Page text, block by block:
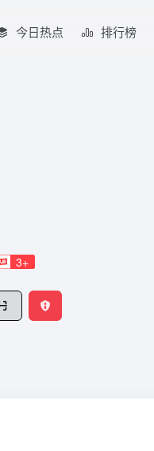
今日热点 排行榜
3+